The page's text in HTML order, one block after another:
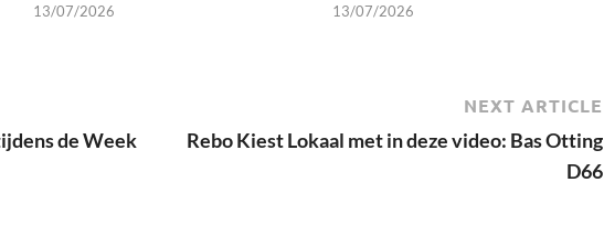
13/07/2026 13/07/2026
de Week
NEXT ARTICLE
Rebo Kiest Lokaal met in deze video: Bas Otting
D66